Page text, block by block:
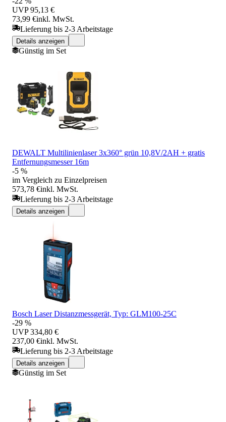
UVP 95,13 €
73,99 €inkl. MwSt.
Lieferung bis 2-3 Arbeitstage
Details anzeigen
Günstig im Set
DEWALT Multilinienlaser 3x360° grün 10,8V/2AH + gratis
Entfernungsmesser 16m
-5 %
im Vergleich zu Einzelpreisen
573,78 €inkl. MwSt.
Lieferung bis 2-3 Arbeitstage
Details anzeigen
Bosch Laser Distanzmessgerät, Typ: GLM100-25C
-29 %
UVP 334,80 €
237,00 €inkl. MwSt.
Lieferung bis 2-3 Arbeitstage
Details anzeigen
Günstig im Set